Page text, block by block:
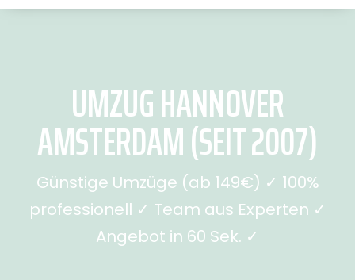
UMZUG HANNOVER
AMSTERDAM (SEIT 2007)
Günstige Umzüge (ab 149€) ✓ 100%
professionell ✓ Team aus Experten ✓
Angebot in 60 Sek. ✓